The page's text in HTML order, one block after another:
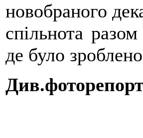
новобраного
спільнота
де було